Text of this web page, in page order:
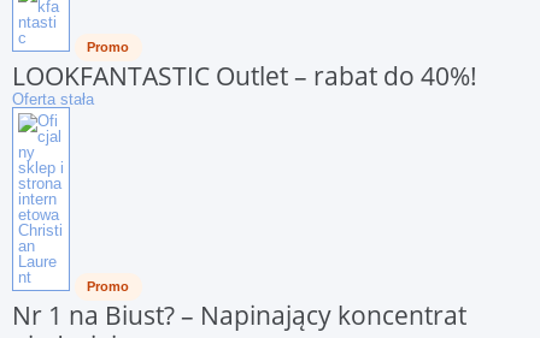
Promo
LOOKFANTASTIC Outlet – rabat do 40%!
Oferta stała
Promo
Nr 1 na Biust? – Napinający koncentrat